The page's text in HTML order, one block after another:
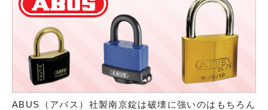
ABUS（アバス）社製南京錠は破壊に強いのはもちろん